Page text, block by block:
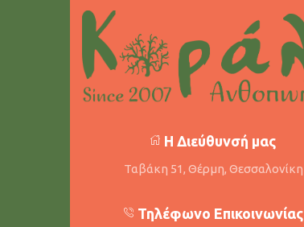
Η Διεύθυνσή μας
Ταβάκη 51, Θέρμη, Θεσσαλονίκη
Τηλέφωνο Επικοινωνίας